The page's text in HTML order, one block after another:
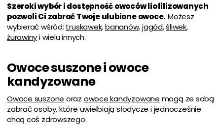
Szeroki wybór i dostępność owoców liofilizowanych
pozwoli Ci zabrać Twoje ulubione owoce. Możesz
wybierać wśród: truskawek,bananów,jagód,śliwek,
żurawinyi wielu innych.
Owoce suszone i owoce
kandyzowane
Owoce suszone oraz owoce kandyzowane mogą ze sobą
zabrać osoby, które uwielbiają słodycze i jednocześnie
chcą coś zdrowszego.